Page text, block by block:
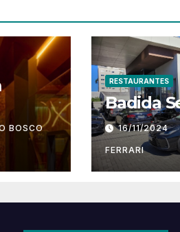
BOSCO
RESTAURANTES
Badida
16/11/2024
FERRARI